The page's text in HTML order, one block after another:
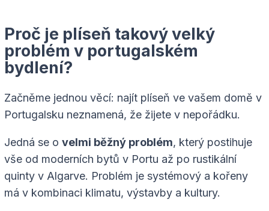
Proč je plíseň takový velký
problém v portugalském
bydlení?
Začněme jednou věcí: najít plíseň ve vašem domě v
Portugalsku neznamená, že žijete v nepořádku.
Jedná se o velmi běžný problém, který postihuje
vše od moderních bytů v Portu až po rustikální
quinty v Algarve. Problém je systémový a kořeny
má v kombinaci klimatu, výstavby a kultury.